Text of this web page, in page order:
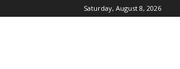
Saturday, August 8, 2026